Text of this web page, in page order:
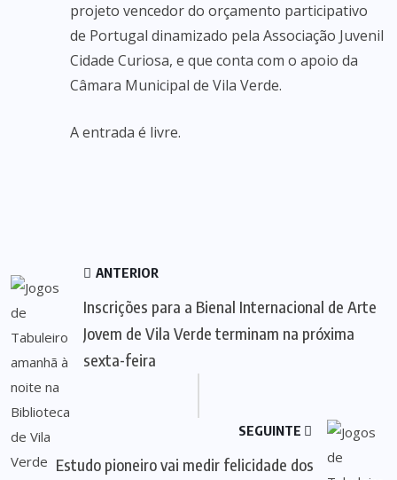
projeto vencedor do orçamento participativo
de Portugal dinamizado pela Associação Juvenil
Cidade Curiosa, e que conta com o apoio da
Câmara Municipal de Vila Verde.
A entrada é livre.
ANTERIOR
Inscrições para a Bienal Internacional de Arte
Jovem de Vila Verde terminam na próxima
sexta-feira
SEGUINTE
Estudo pioneiro vai medir felicidade dos